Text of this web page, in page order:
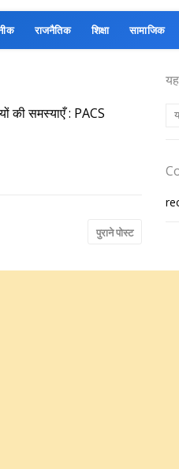
राजनैतिक शिक्षा सामाजिक
की समस्याएँ : PACS
पुराने पोस्ट